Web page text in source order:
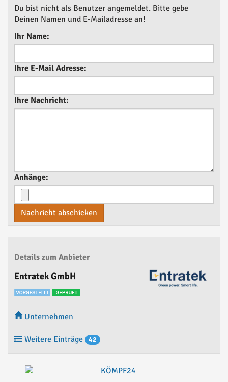
Du bist nicht als Benutzer angemeldet. Bitte gebe
Deinen Namen und E-Mailadresse an!
Ihr Name:
Ihre E-Mail Adresse:
Ihre Nachricht:
Anhänge:
Nachricht abschicken
Details zum Anbieter
Entratek GmbH
Unternehmen
Weitere Einträge 42